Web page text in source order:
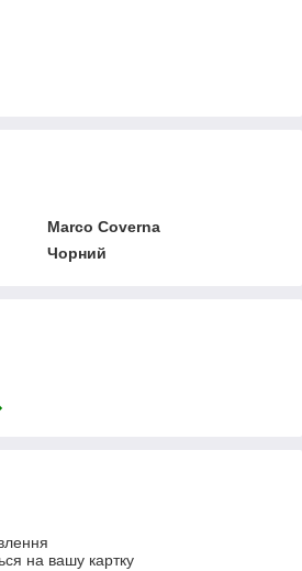
Marco Coverna
Чорний
на вашу картку